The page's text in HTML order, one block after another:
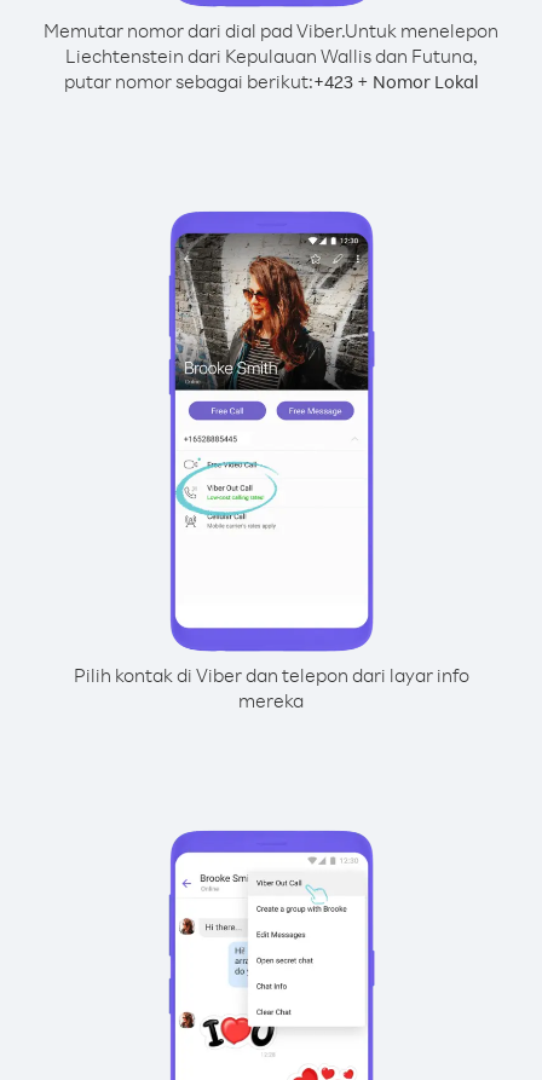
Memutar nomor dari dial pad Viber.Untuk menelepon
Liechtenstein dari Kepulauan Wallis dan Futuna,
putar nomor sebagai berikut:+423+ Nomor Lokal
Pilih kontak di Viber dan telepon dari layar info
mereka